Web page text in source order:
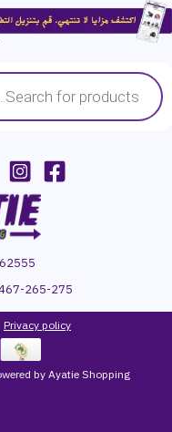
Products
search
265-275
Privacypolicy
by Ayatie Shopping